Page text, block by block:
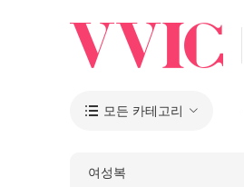
 모든 카테고리
여성복